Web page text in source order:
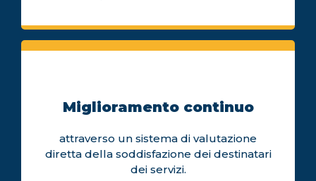
Miglioramento continuo
attraverso un sistema di valutazione
diretta della soddisfazione dei destinatari
dei servizi.